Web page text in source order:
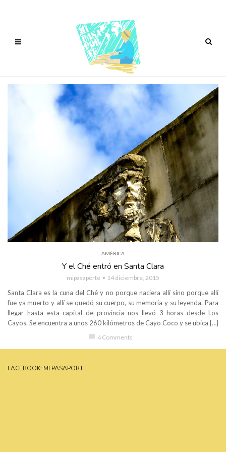
AMÉRICA
Y el Ché entró en Santa Clara
mipasaporte 14 diciembre, 2015
Santa Clara es la cuna del Ché y no porque naciera allí sino porque allí
fue ya muerto y allí se quedó su cuerpo, su memoria y su leyenda. Para
llegar hasta esta capital de provincia nos llevó 3 horas desde Los
Cayos. Se encuentra a unos 260 kilómetros de Cayo Coco y se ubica […]
4 Comments
FACEBOOK: MI PASAPORTE